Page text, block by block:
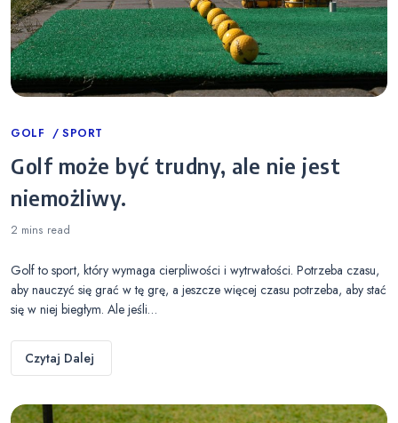
Categories
GOLF SPORT
Golf może być trudny, ale nie jest
niemożliwy.
2 mins read
Golf to sport, który wymaga cierpliwości i wytrwałości. Potrzeba czasu,
aby nauczyć się grać w tę grę, a jeszcze więcej czasu potrzeba, aby stać
się w niej biegłym. Ale jeśli…
Czytaj Dalej